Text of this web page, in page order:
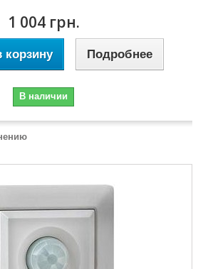
1 004 грн.
корзину Подробнее
В наличии